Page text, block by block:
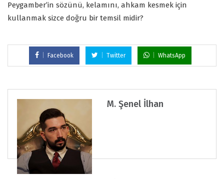
Peygamber’in sözünü, kelamını, ahkam kesmek için
kullanmak sizce doğru bir temsil midir?
Facebook Twitter WhatsApp
M. Şenel İlhan